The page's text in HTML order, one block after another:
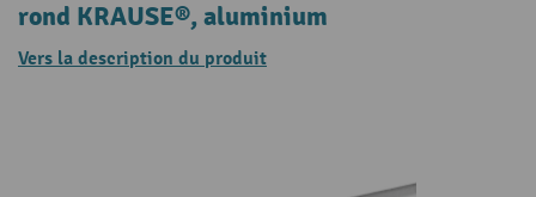
rond KRAUSE®, aluminium
Vers la description du produit